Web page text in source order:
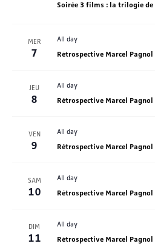
Soirée 3 films : la trilogie de
MER
7
All day
Rétrospective Marcel Pagnol
JEU
8
All day
Rétrospective Marcel Pagnol
VEN
9
All day
Rétrospective Marcel Pagnol
SAM
10
All day
Rétrospective Marcel Pagnol
DIM
11
All day
Rétrospective Marcel Pagnol